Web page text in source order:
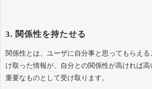
3. 関係性を持たせる
関係性とは、ユーザに自分事と思ってもらえ
け取った情報が、自分との関係性が高ければ
重要なものとして受け取ります。